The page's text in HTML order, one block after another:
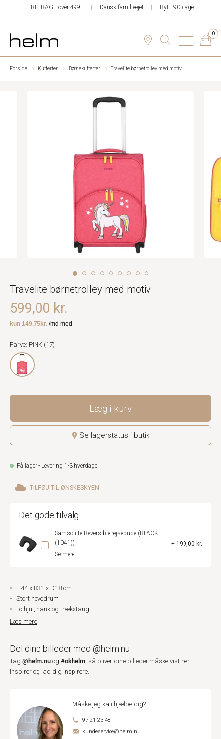
FRI FRAGT over 499,- Dansk familieejet Byt i 90 dage
0
Forside Kufferter Børnekufferter Travelite børnetrolley med motiv
Travelite børnetrolley med motiv
599,00 kr.
Farve: PINK (17)
Læg i kurv
Se lagerstatus i butik
På lager - Levering 1-3 hverdage
TILFØJ TIL ØNSKESKYEN
Det gode tilvalg
Samsonite Reversible rejsepude (BLACK
(1041))
Se mere
+ 199,00 kr.
H44 x B31 x D18 cm
Stort hovedrum
To hjul, hank og trækstang
Læs mere
Del dine billeder med @helm.nu
Tag @helm.nu og #okhelm, så bliver dine billeder måske vist her.
Inspirer og lad dig inspirere.
Måske jeg kan hjælpe dig?
97 21 23 48
kundeservice@helm.nu